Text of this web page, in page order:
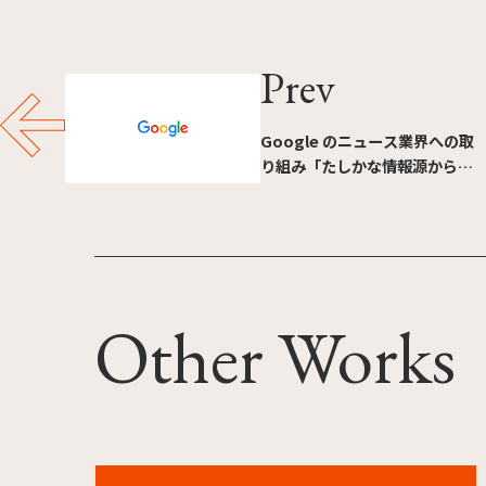
Prev
Google のニュース業界への取
り組み「たしかな情報源から」
Other Works